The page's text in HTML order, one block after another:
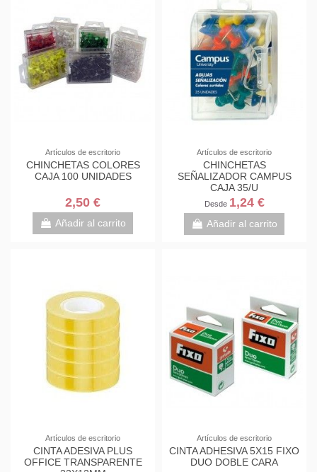
Artículos de escritorio
CHINCHETAS COLORES
CAJA 100 UNIDADES
2,50 €
Añadir al carrito
Artículos de escritorio
CHINCHETAS
SEÑALIZADOR CAMPUS
CAJA 35/U
Desde 1,24 €
Añadir al carrito
Artículos de escritorio
CINTA ADESIVA PLUS
OFFICE TRANSPARENTE
Artículos de escritorio
CINTA ADHESIVA 5X15 FIXO
DUO DOBLE CARA